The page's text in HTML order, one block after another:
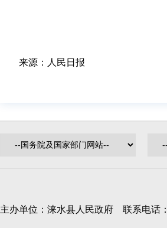
来源：人民日报
主办单位：涞水县人民政府 联系电话